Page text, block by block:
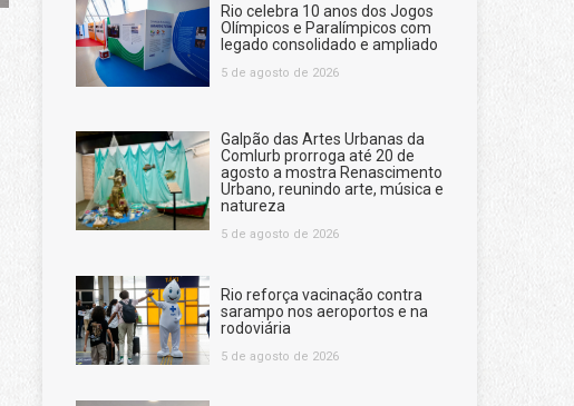
Rio celebra 10 anos dos Jogos
Olímpicos e Paralímpicos com
legado consolidado e ampliado
5 de agosto de 2026
Galpão das Artes Urbanas da
Comlurb prorroga até 20 de
agosto a mostra Renascimento
Urbano, reunindo arte, música e
natureza
5 de agosto de 2026
Rio reforça vacinação contra
sarampo nos aeroportos e na
rodoviária
5 de agosto de 2026